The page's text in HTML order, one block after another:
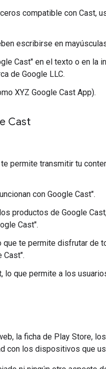
compatible con Cast,
escribirse en
Cast" en el texto o en
de Google LLC.
XYZ Google Cast App).
Cast
te permite transmitir tu
con Google Cast".
productos de Google
Cast".
que te permite disfrutar
Cast".
lo que permite a los
la ficha de Play Store,
con los dispositivos que